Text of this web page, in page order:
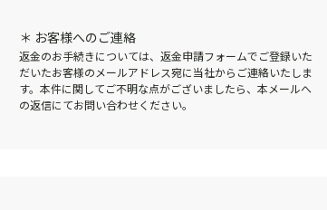
＊ お客様へのご連絡
返金のお手続きについては、返金申請フォームでご登録いた
だいたお客様のメールアドレス宛に当社からご連絡いたしま
す。本件に関してご不明な点がございましたら、本メールへ
の返信にてお問い合わせください。